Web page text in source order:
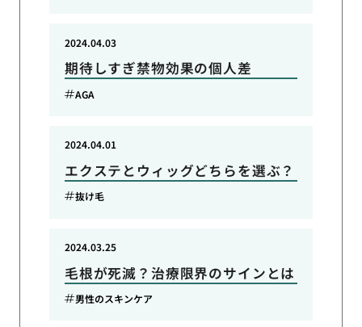
期待しすぎ禁物効果の個人差
2024.04.03
AGA
エクステとウィッグどちらを選ぶ？
2024.04.01
抜け毛
毛根が死滅？治療限界のサインとは
2024.03.25
男性のスキンケア